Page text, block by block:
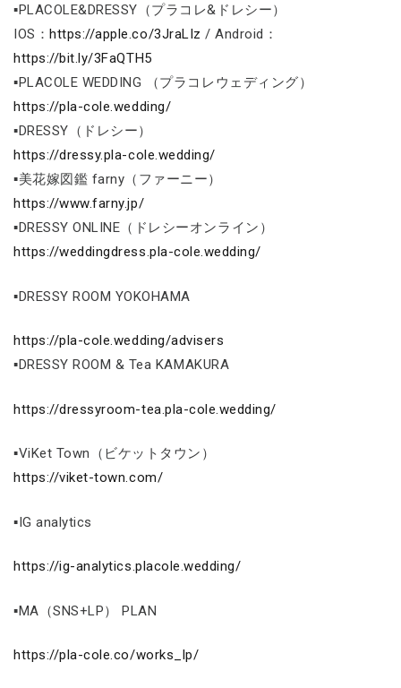
▪PLACOLE&DRESSY（プラコレ&ドレシー）
IOS： https://apple.co/3JraLIz / Android：
https://bit.ly/3FaQTH5
▪PLACOLE WEDDING （プラコレウェディング）
https://pla-cole.wedding/
▪DRESSY（ドレシー）
https://dressy.pla-cole.wedding/
▪美花嫁図鑑 farny（ファーニー）
https://www.farny.jp/
▪DRESSY ONLINE（ドレシーオンライン）
https://weddingdress.pla-cole.wedding/
▪DRESSY ROOM YOKOHAMA
https://pla-cole.wedding/advisers
▪DRESSY ROOM & Tea KAMAKURA
https://dressyroom-tea.pla-cole.wedding/
▪ViKet Town（ビケットタウン）
https://viket-town.com/
▪IG analytics
https://ig-analytics.placole.wedding/
▪MA（SNS+LP） PLAN
https://pla-cole.co/works_lp/